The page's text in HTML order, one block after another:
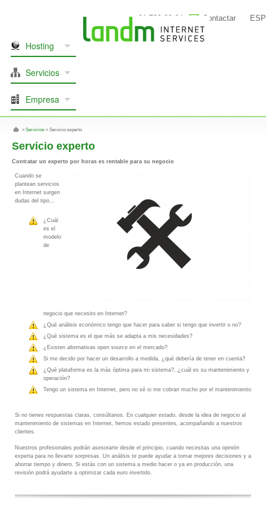
91 739 80 64 Contactar ESP
Hosting
Servicios
Empresa
» Servicios » Servicio experto
Servicio experto
Contratar un experto por horas es rentable para su negocio
Cuando se
plantean servicios
en Internet surgen
dudas del tipo…
¿Cuál
es el
modelo
de
negocio que necesito en Internet?
¿Qué análisis económico tengo que hacer para saber si tengo que invertir o no?
¿Qué sistema es el que más se adapta a mis necesidades?
¿Existen alternativas open source en el mercado?
Si me decido por hacer un desarrollo a medida, ¿qué debería de tener en cuenta?
¿Qué plataforma es la más óptima para mi sistema?, ¿cuál es su mantenimiento y
operación?
Tengo un sistema en Internet, pero no sé si me cobran mucho por el mantenimiento
Si no tienes respuestas claras, consúltanos. En cualquier estado, desde la idea de negocio al
mantenimiento de sistemas en Internet, hemos estado presentes, acompañando a nuestros
clientes.
Nuestros profesionales podrán asesorarte desde el principio, cuando necesitas una opinión
experta para no llevarte sorpresas. Un análisis te puede ayudar a tomar mejores decisiones y a
ahorrar tiempo y dinero. Si estás con un sistema a medio hacer o ya en producción, una
revisión podrá ayudarte a optimizar cada euro invertido.